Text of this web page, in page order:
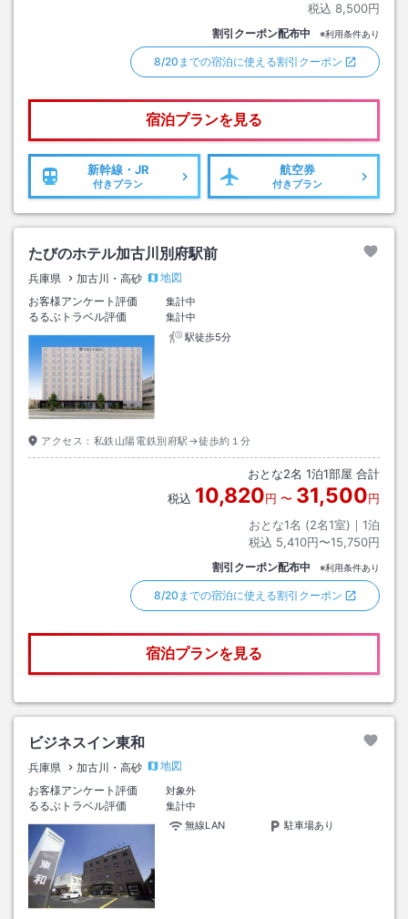
税込 8,500円
割引クーポン配布中 ※利用条件あり
8/20までの宿泊に使える割引クーポン
宿泊プランを見る
新幹線・JR
付きプラン
航空券
付きプラン
たびのホテル加古川別府駅前
兵庫県 加古川・高砂
地図
お客様アンケート評価
集計中
るるぶトラベル評価
集計中
駅徒歩5分
アクセス： 私鉄山陽電鉄別府駅→徒歩約１分
おとな2名 1泊1部屋 合計
税込 10,820円 〜 31,500円
おとな1名 (2名1室)｜ 1泊
税込 5,410円〜15,750円
割引クーポン配布中 ※利用条件あり
8/20までの宿泊に使える割引クーポン
宿泊プランを見る
ビジネスイン東和
兵庫県 加古川・高砂
地図
お客様アンケート評価
対象外
るるぶトラベル評価
集計中
無線LAN
駐車場あり